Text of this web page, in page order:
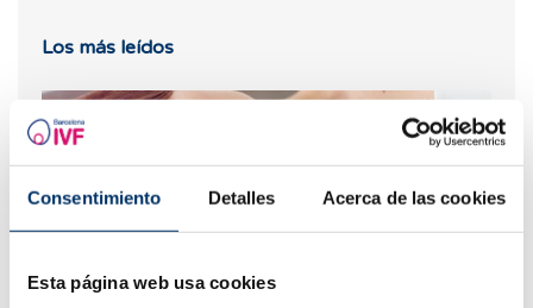
Consentimiento Detalles Acerca de las cookies
Esta página web usa cookies
Los más leídos